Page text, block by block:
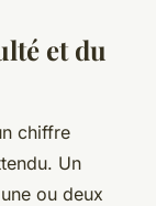
et du
chiffre
Un
ou deux